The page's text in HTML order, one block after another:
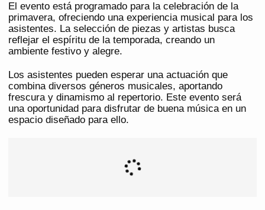
El evento está programado para la celebración de la
primavera, ofreciendo una experiencia musical para los
asistentes. La selección de piezas y artistas busca
reflejar el espíritu de la temporada, creando un
ambiente festivo y alegre.
Los asistentes pueden esperar una actuación que
combina diversos géneros musicales, aportando
frescura y dinamismo al repertorio. Este evento será
una oportunidad para disfrutar de buena música en un
espacio diseñado para ello.